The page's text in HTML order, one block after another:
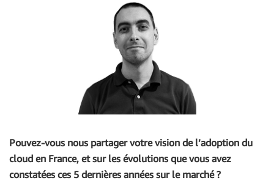
Pouvez-vous nous partager votre vision de l’adoption du
cloud en France, et sur les évolutions que vous avez
constatées ces 5 dernières années sur le marché ?